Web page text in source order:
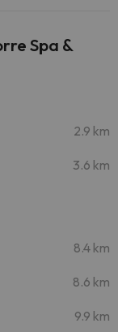
Spa &
2.9 km
3.6 km
8.4 km
8.6 km
9.9 km